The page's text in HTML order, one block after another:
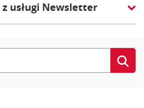
usługi Newsletter